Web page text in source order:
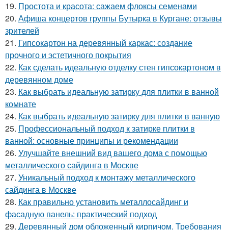
19. Простота и красота: сажаем флоксы семенами
20. Афиша концертов группы Бутырка в Кургане: отзывы
зрителей
21. Гипсокартон на деревянный каркас: создание
прочного и эстетичного покрытия
22. Как сделать идеальную отделку стен гипсокартоном в
деревянном доме
23. Как выбрать идеальную затирку для плитки в ванной
комнате
24. Как выбрать идеальную затирку для плитки в ванную
25. Профессиональный подход к затирке плитки в
ванной: основные принципы и рекомендации
26. Улучшайте внешний вид вашего дома с помощью
металлического сайдинга в Москве
27. Уникальный подход к монтажу металлического
сайдинга в Москве
28. Как правильно установить металлосайдинг и
фасадную панель: практический подход
29. Деревянный дом обложенный кирпичом. Требования